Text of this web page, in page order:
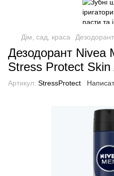
Дім, сад, краса
Дезодорант Nivea
Stress Protect
Артикул: StressProtect